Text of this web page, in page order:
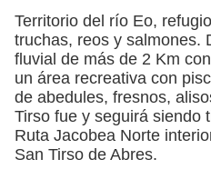
Territorio del río Eo,
truchas, reos y salmones.
fluvial de más de 2 Km
un área recreativa con
de abedules, fresnos,
Tirso fue y seguirá siendo
Ruta Jacobea Norte
San Tirso de Abres.